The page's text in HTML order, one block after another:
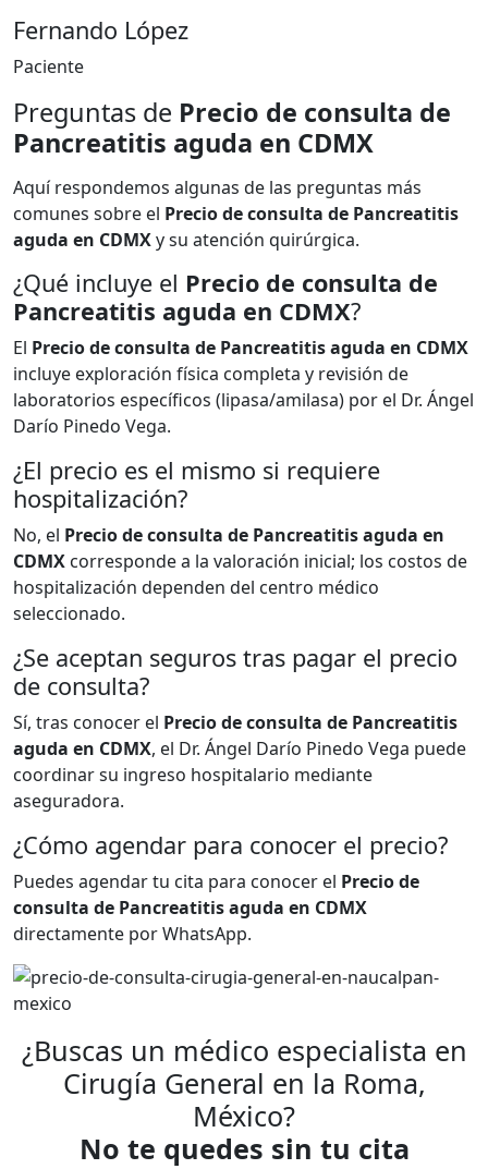
Fernando López
Paciente
Preguntas de Precio de consulta de
Pancreatitis aguda en CDMX
Aquí respondemos algunas de las preguntas más
comunes sobre el Precio de consulta de Pancreatitis
aguda en CDMXy su atención quirúrgica.
¿Qué incluye el Precio de consulta de
Pancreatitis aguda en CDMX?
El Precio de consulta de Pancreatitis aguda en CDMX
incluye exploración física completa y revisión de
laboratorios específicos (lipasa/amilasa) por el Dr. Ángel
Darío Pinedo Vega.
¿El precio es el mismo si requiere
hospitalización?
No, el Precio de consulta de Pancreatitis aguda en
CDMX corresponde a la valoración inicial; los costos de
hospitalización dependen del centro médico
seleccionado.
¿Se aceptan seguros tras pagar el precio
de consulta?
Sí, tras conocer el Precio de consulta de Pancreatitis
aguda en CDMX, el Dr. Ángel Darío Pinedo Vega puede
coordinar su ingreso hospitalario mediante
aseguradora.
¿Cómo agendar para conocer el precio?
Puedes agendar tu cita para conocer el Precio de
consulta de Pancreatitis aguda en CDMX
directamente por WhatsApp.
¿Buscas un médico especialista en
Cirugía General en la Roma,
México?
No te quedes sin tu cita